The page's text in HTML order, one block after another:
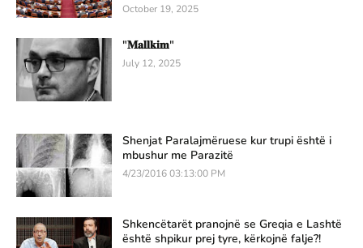
October 19, 2025
"𝐌𝐚𝐥𝐥𝐤𝐢𝐦"
July 12, 2025
Shenjat Paralajmëruese kur trupi është i
mbushur me Parazitë
4/23/2016 03:13:00 PM
Shkencëtarët pranojnë se Greqia e Lashtë
është shpikur prej tyre, kërkojnë falje?!